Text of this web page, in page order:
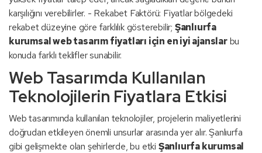
karşılığını verebilirler. - Rekabet Faktörü: Fiyatlar bölgedeki
rekabet düzeyine göre farklılık gösterebilir; Şanlıurfa
kurumsal web tasarım fiyatları için en iyi ajanslarbu
konuda farklı teklifler sunabilir.
Web Tasarımda Kullanılan
Teknolojilerin Fiyatlara Etkisi
Web tasarımında kullanılan teknolojiler, projelerin maliyetlerini
doğrudan etkileyen önemli unsurlar arasında yer alır. Şanlıurfa
gibi gelişmekte olan şehirlerde, bu etki Şanlıurfa kurumsal